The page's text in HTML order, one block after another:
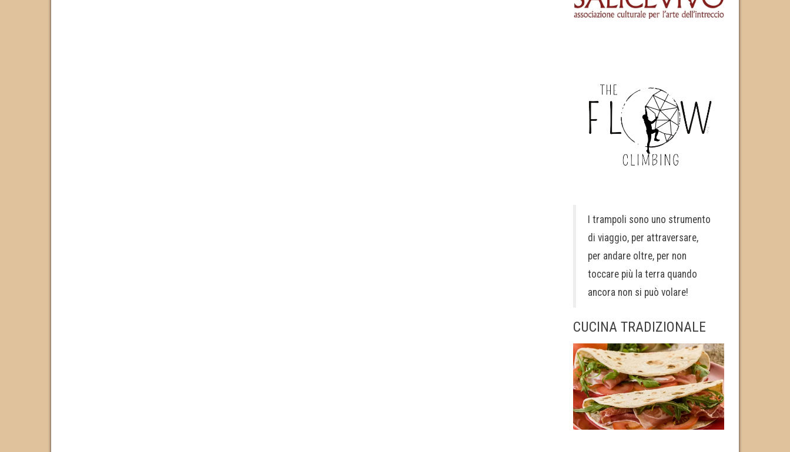
I trampoli sono uno strumento
di viaggio, per attraversare,
per andare oltre, per non
toccare più la terra quando
ancora non si può volare!
CUCINA TRADIZIONALE